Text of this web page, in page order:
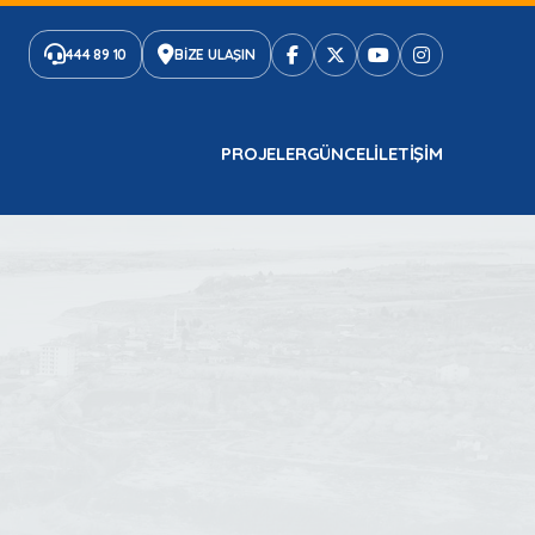
444 89 10 BİZE ULAŞIN
PROJELERGÜNCELILETIŞIM